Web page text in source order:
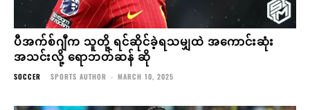
ပီအက်စ်ဂျီက သူတို့ ရင်ဆိုင်ခဲ့ရသမျှထဲ အကောင်းဆုံး
အသင်းလို့ ရောဘတ်ဆန် ဆို
SOCCER SPORTS AUTHOR - MARCH 10, 2025